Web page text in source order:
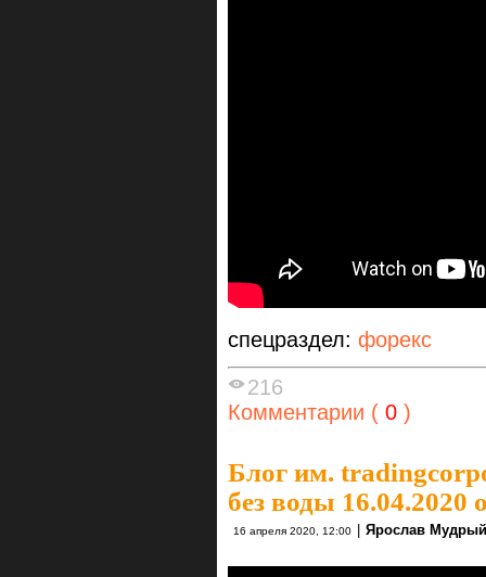
спецраздел: форекс
216
Комментарии ( 0 )
Блог им.
без воды 16.04.2020
16 апреля 2020, 12:00 Ярослав Мудрый